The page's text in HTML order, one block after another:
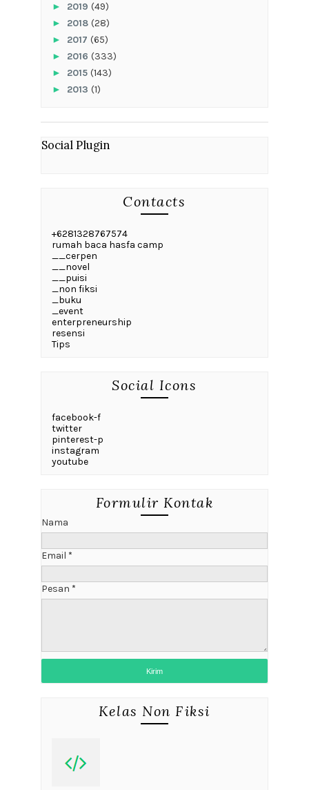
► 2019 (49)
► 2018 (28)
► 2017 (65)
► 2016 (333)
► 2015 (143)
► 2013 (1)
Social Plugin
Contacts
+6281328767574
rumah baca hasfa camp
__cerpen
__novel
__puisi
_non fiksi
_buku
_event
enterpreneurship
resensi
Tips
Social Icons
facebook-f
twitter
pinterest-p
instagram
youtube
Formulir Kontak
Nama
Email *
Pesan *
Kelas Non Fiksi